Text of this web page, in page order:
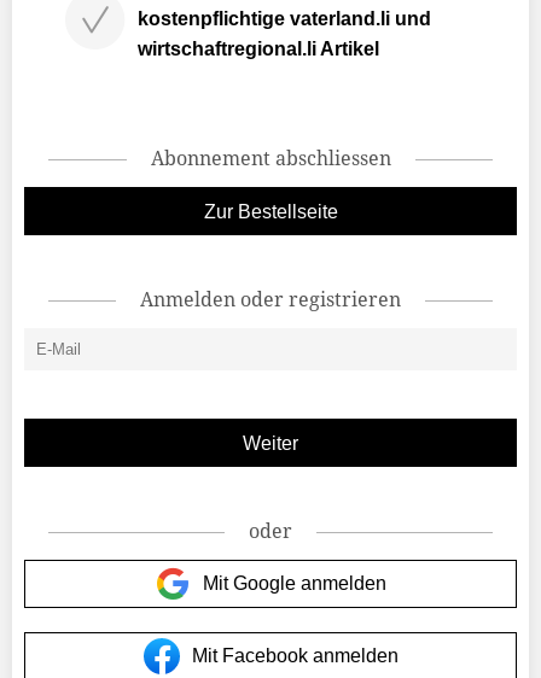
kostenpflichtige vaterland.li und
wirtschaftregional.li Artikel
Abonnement abschliessen
Zur Bestellseite
Anmelden oder registrieren
oder
Mit Google anmelden
Mit Facebook anmelden